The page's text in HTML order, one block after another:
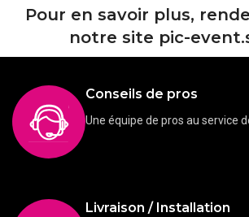
Pour en savoir plus,
notre site pic-
Conseils de pros
Une équipe de pros au service
Livraison / Installation